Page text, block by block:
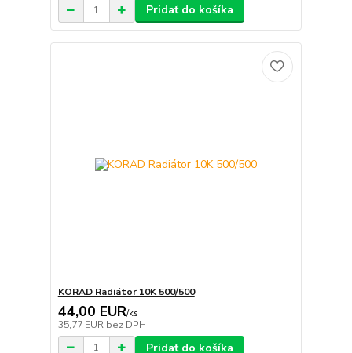
Pridať do košíka
KORAD Radiátor 10K 500/500
44,00 EUR/ks
35,77 EUR bez DPH
Pridať do košíka